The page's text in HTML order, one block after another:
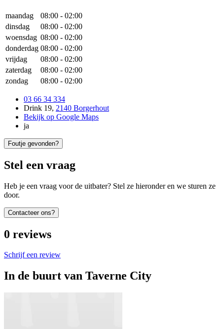
maandag 08:00 - 02:00
dinsdag
08:00 - 02:00
woensdag 08:00 - 02:00
donderdag 08:00 - 02:00
vrijdag
08:00 - 02:00
zaterdag
08:00 - 02:00
zondag
08:00 - 02:00
03 66 34 334
Drink 19, 2140 Borgerhout
Bekijk op Google Maps
ja
Foutje gevonden?
Stel een vraag
Heb je een vraag voor de uitbater? Stel ze hieronder en we sturen ze
door.
Contacteer ons?
0 reviews
Schrijf een review
In de buurt van Taverne City